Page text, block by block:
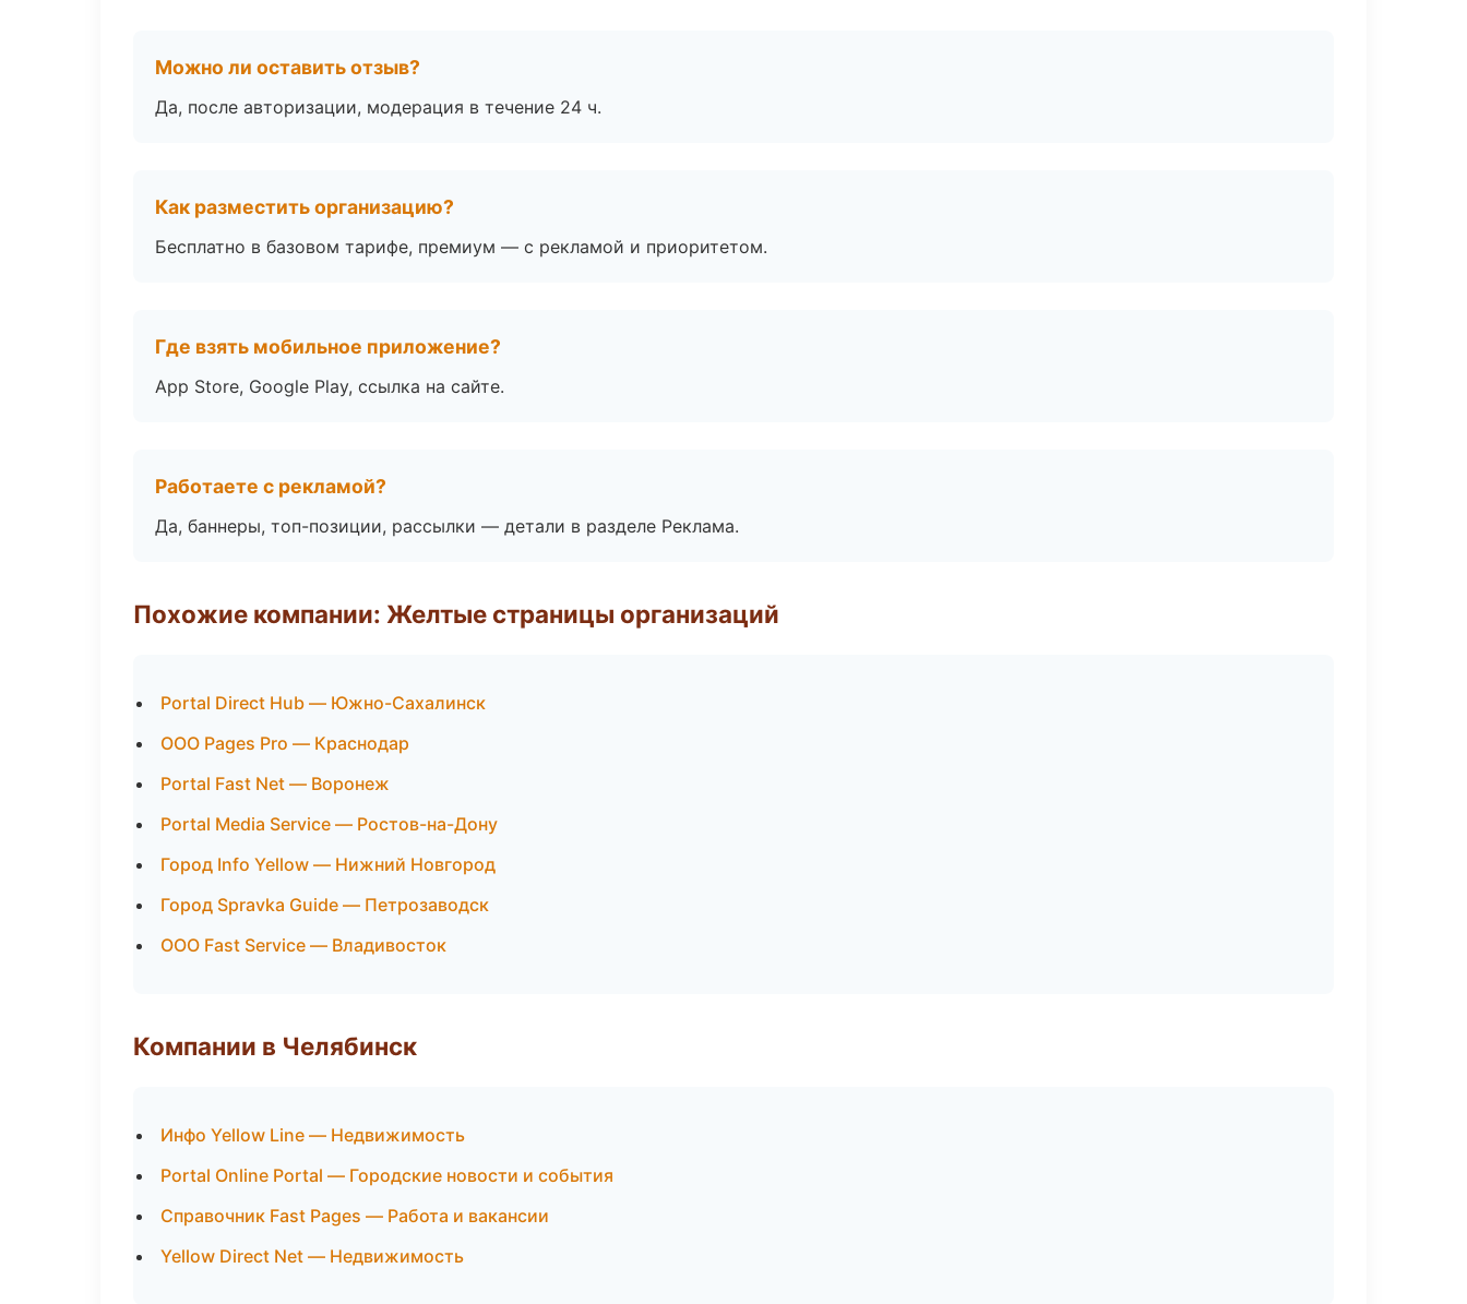
Можно ли оставить отзыв?
Да, после авторизации, модерация в течение 24 ч.
Как разместить организацию?
Бесплатно в базовом тарифе, премиум — с рекламой и приоритетом.
Где взять мобильное приложение?
App Store, Google Play, ссылка на сайте.
Работаете с рекламой?
Да, баннеры, топ-позиции, рассылки — детали в разделе Реклама.
Похожие компании: Желтые страницы организаций
Portal Direct Hub — Южно-Сахалинск
ООО Pages Pro — Краснодар
Portal Fast Net — Воронеж
Portal Media Service — Ростов-на-Дону
Город Info Yellow — Нижний Новгород
Город Spravka Guide — Петрозаводск
ООО Fast Service — Владивосток
Компании в Челябинск
Инфо Yellow Line — Недвижимость
Portal Online Portal — Городские новости и события
Справочник Fast Pages — Работа и вакансии
Yellow Direct Net — Недвижимость